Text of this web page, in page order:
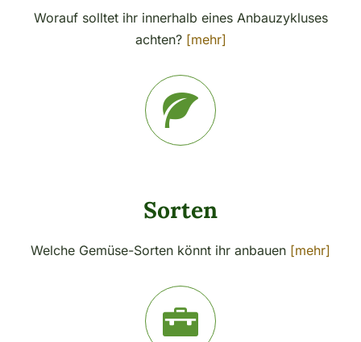
Worauf solltet ihr innerhalb eines Anbauzykluses
achten? [mehr]
Sorten
Welche Gemüse-Sorten könnt ihr anbauen [mehr]